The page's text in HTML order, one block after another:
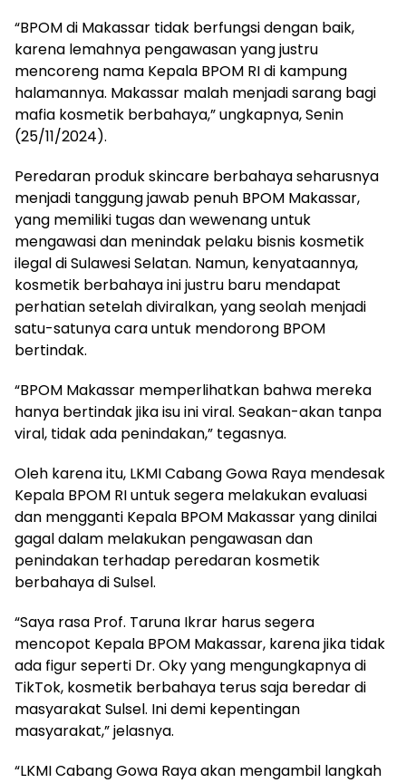
“BPOM di Makassar tidak berfungsi dengan baik,
karena lemahnya pengawasan yang justru
mencoreng nama Kepala BPOM RI di kampung
halamannya. Makassar malah menjadi sarang bagi
mafia kosmetik berbahaya,” ungkapnya, Senin
(25/11/2024).
Peredaran produk skincare berbahaya seharusnya
menjadi tanggung jawab penuh BPOM Makassar,
yang memiliki tugas dan wewenang untuk
mengawasi dan menindak pelaku bisnis kosmetik
ilegal di Sulawesi Selatan. Namun, kenyataannya,
kosmetik berbahaya ini justru baru mendapat
perhatian setelah diviralkan, yang seolah menjadi
satu-satunya cara untuk mendorong BPOM
bertindak.
“BPOM Makassar memperlihatkan bahwa mereka
hanya bertindak jika isu ini viral. Seakan-akan tanpa
viral, tidak ada penindakan,” tegasnya.
Oleh karena itu, LKMI Cabang Gowa Raya mendesak
Kepala BPOM RI untuk segera melakukan evaluasi
dan mengganti Kepala BPOM Makassar yang dinilai
gagal dalam melakukan pengawasan dan
penindakan terhadap peredaran kosmetik
berbahaya di Sulsel.
“Saya rasa Prof. Taruna Ikrar harus segera
mencopot Kepala BPOM Makassar, karena jika tidak
ada figur seperti Dr. Oky yang mengungkapnya di
TikTok, kosmetik berbahaya terus saja beredar di
masyarakat Sulsel. Ini demi kepentingan
masyarakat,” jelasnya.
“LKMI Cabang Gowa Raya akan mengambil langkah